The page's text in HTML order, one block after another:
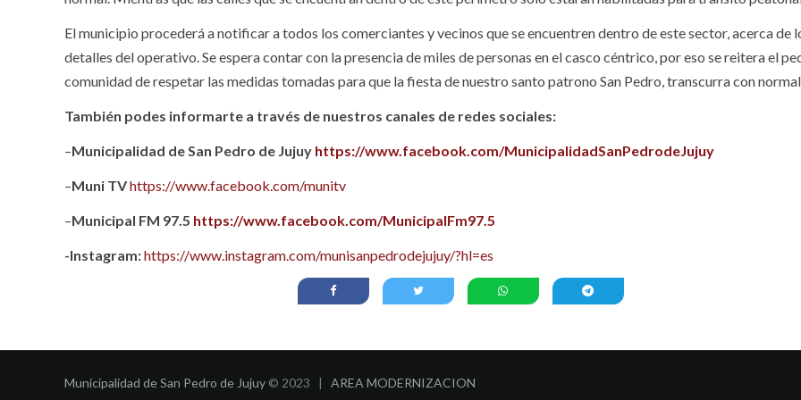
El municipio procederá a notificar a todos los comerciantes y vecinos que se encuentren dentro de este sector, acerca de
detalles del operativo. Se espera contar con la presencia de miles de personas en el casco céntrico, por eso se reitera el
comunidad de respetar las medidas tomadas para que la fiesta de nuestro santo patrono San Pedro, transcurra con
También podes informarte a través de nuestros canales de redes sociales:
–Municipalidad de San Pedro de Jujuy https://www.facebook.com/MunicipalidadSanPedrodeJujuy
–Muni TVhttps://www.facebook.com/munitv
–Municipal FM 97.5 https://www.facebook.com/MunicipalFm97.5
-Instagram:https://www.instagram.com/munisanpedrodejujuy/?hl=es
Municipalidad de San Pedro de Jujuy © 2023 | AREA MODERNIZACION